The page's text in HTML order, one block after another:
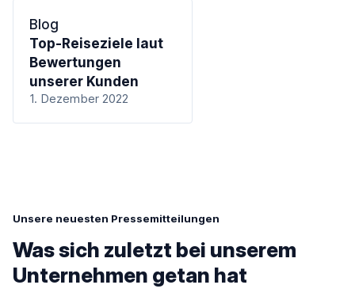
Blog
Top-Reiseziele laut
Bewertungen
unserer Kunden
1. Dezember 2022
Unsere neuesten Pressemitteilungen
Was sich zuletzt bei unserem
Unternehmen getan hat